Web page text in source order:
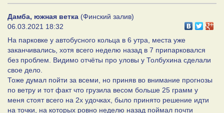
Дамба, южная ветка (Финский залив)
06.03.2021 18:32
На парковке у автобусного кольца в 6 утра, места уже
заканчивались, хотя всего неделю назад в 7 припарковался
без проблем. Видимо отчёты про уловы у Толбухина сделали
свое дело.
Тоже думал пойти за всеми, но приняв во внимание прогнозы
по ветру и тот факт что грузила весом больше 25 грамм у
меня стоят всего на 2х удочках, было принято решение идти
на точки, на которых ровно неделю назад поймал почти